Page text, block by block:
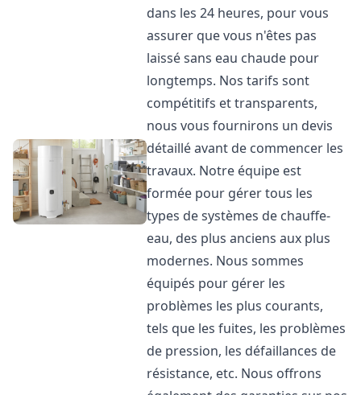
dans les 24 heures, pour vous
assurer que vous n'êtes pas
laissé sans eau chaude pour
longtemps. Nos tarifs sont
compétitifs et transparents,
nous vous fournirons un devis
détaillé avant de commencer les
travaux. Notre équipe est
formée pour gérer tous les
types de systèmes de chauffe-
eau, des plus anciens aux plus
modernes. Nous sommes
équipés pour gérer les
problèmes les plus courants,
tels que les fuites, les problèmes
de pression, les défaillances de
résistance, etc. Nous offrons